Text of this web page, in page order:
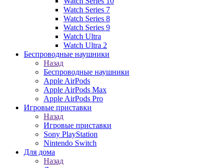
Watch Series 7
Watch Series 8
Watch Series 9
Watch Ultra
Watch Ultra 2
Беспроводные наушники
Назад
Беспроводные наушники
Apple AirPods
Apple AirPods Max
Apple AirPods Pro
Игровые приставки
Назад
Игровые приставки
Sony PlayStation
Nintendo Switch
Для дома
Назад